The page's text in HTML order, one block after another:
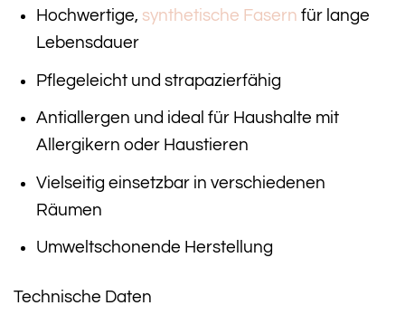
Hochwertige, synthetische Fasern für lange
Lebensdauer
Pflegeleicht und strapazierfähig
Antiallergen und ideal für Haushalte mit
Allergikern oder Haustieren
Vielseitig einsetzbar in verschiedenen
Räumen
Umweltschonende Herstellung
Technische Daten